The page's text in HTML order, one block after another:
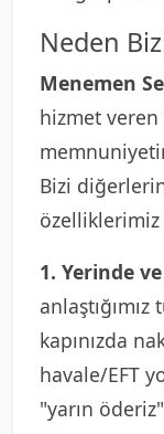
Neden
Menemen
hizmet veren
Bizi
özelliklerimiz
1. Yerinde
kapınızda
havale/EFT
"yarın